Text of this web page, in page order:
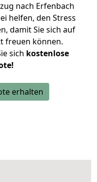
nach Erfenbach
helfen, den Stress
damit Sie sich auf
freuen können.
sich kostenlose
erhalten